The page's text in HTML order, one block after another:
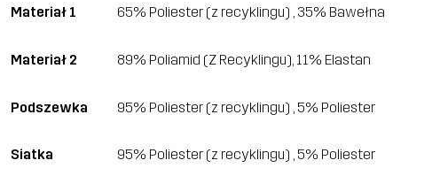
Materiał 1 65% Poliester (z recyklingu) , 35% Bawełna
Materiał 2 89% Poliamid (Z Recyklingu), 11% Elastan
Podszewka 95% Poliester (z recyklingu) , 5% Poliester
Siatka 95% Poliester (z recyklingu) , 5% Poliester